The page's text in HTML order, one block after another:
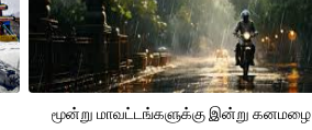
மூன்று மாவட்டங்களுக்கு இன்று கனமழை